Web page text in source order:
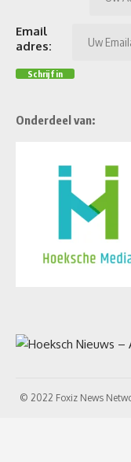
Email
adres:
Onderdeel van:
© 2022 Foxiz News